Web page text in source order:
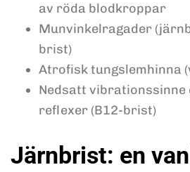
av röda blodkroppar
Munvinkelragader
brist)
Atrofisk tungslemhinna
Nedsatt vibrationssinne
reflexer (B12-brist)
Järnbrist: en